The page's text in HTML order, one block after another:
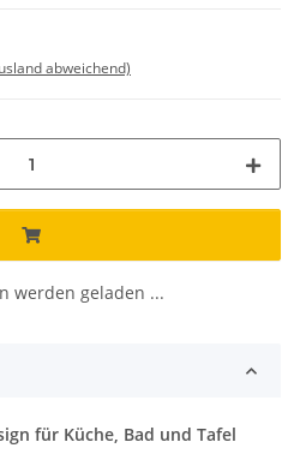
abweichend)
werden geladen ...
für Küche, Bad und Tafel